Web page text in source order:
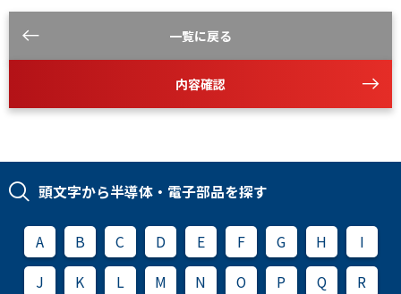
一覧に戻る
内容確認
頭文字から半導体・電子部品を探す
A B C D E F G H
I
J
K L M N O P Q
R